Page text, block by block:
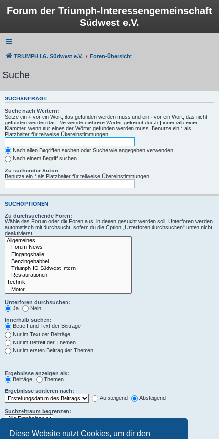
Diese Website nutzt Cookies, um dir den
Forum der Triumph-Interessengemeinschaft
Südwest e.V.
TRIUMPH I.G. Südwest e.V. Foren-Übersicht
Suche
SUCHANFRAGE
Suche nach Wörtern:
Setze ein + vor ein Wort, das gefunden werden muss und ein - vor ein Wort, das nicht
gefunden werden darf. Verwende mehrere Wörter getrennt durch | innerhalb einer
Klammer, wenn nur eines der Wörter gefunden werden muss. Benutze ein * als
Platzhalter für teilweise Übereinstimmungen.
Nach allen Begriffen suchen oder Suche wie angegeben verwenden
Nach einem Begriff suchen
Zu suchender Autor:
Benutze ein * als Platzhalter für teilweise Übereinstimmungen.
SUCHOPTIONEN
Zu durchsuchende Foren:
Wähle das Forum oder die Foren aus, in denen gesucht werden soll. Unterforen werden
automatisch mit durchsucht, sofern du die Option „Unterforen durchsuchen“ unten nicht
deaktivierst.
Unterforen durchsuchen:
Ja
Nein
Innerhalb suchen:
Betreff und Text der Beiträge
Nur im Text der Beiträge
Nur im Betreff der Themen
Nur im ersten Beitrag der Themen
Ergebnisse anzeigen als:
Beiträge
Themen
Ergebnisse sortieren nach:
Aufsteigend
Absteigend
Suchzeitraum begrenzen:
Die ersten: